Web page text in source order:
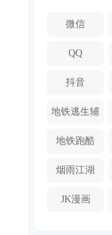
微信
QQ
抖音
地铁逃生辅
助器
地铁跑酷
烟雨江湖
JK漫画